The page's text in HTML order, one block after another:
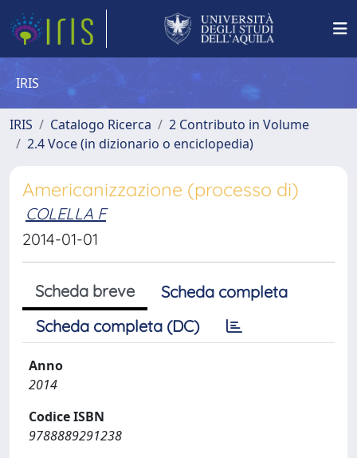
IRIS
IRIS Catalogo Ricerca
2 Contributo in Volume
2.4 Voce (in dizionario o enciclopedia)
Americanizzazione (processo di)
COLELLA F
2014-01-01
Scheda breve
Scheda completa
Scheda completa (DC)
Anno
2014
Codice ISBN
9788889291238